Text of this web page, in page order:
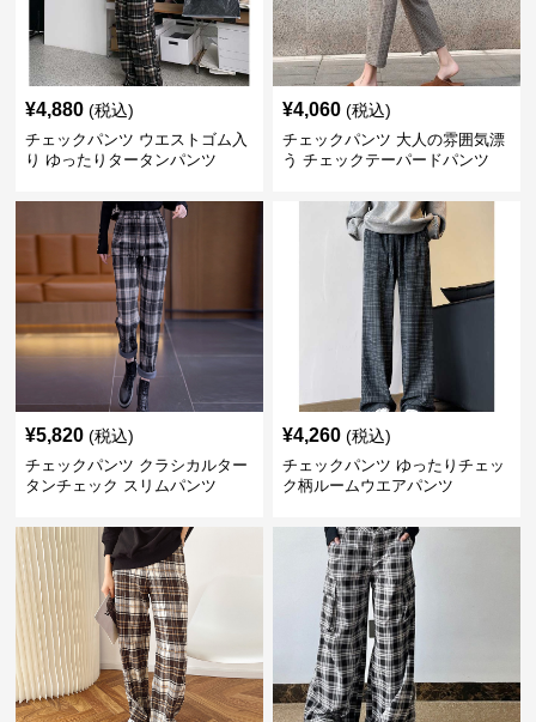
¥4,880 (税込)
チェックパンツ ウエストゴム入
り ゆったりタータンパンツ
¥4,060 (税込)
チェックパンツ 大人の雰囲気漂
う チェックテーパードパンツ
¥5,820 (税込)
チェックパンツ クラシカルター
タンチェック スリムパンツ
¥4,260 (税込)
チェックパンツ ゆったりチェッ
ク柄ルームウエアパンツ